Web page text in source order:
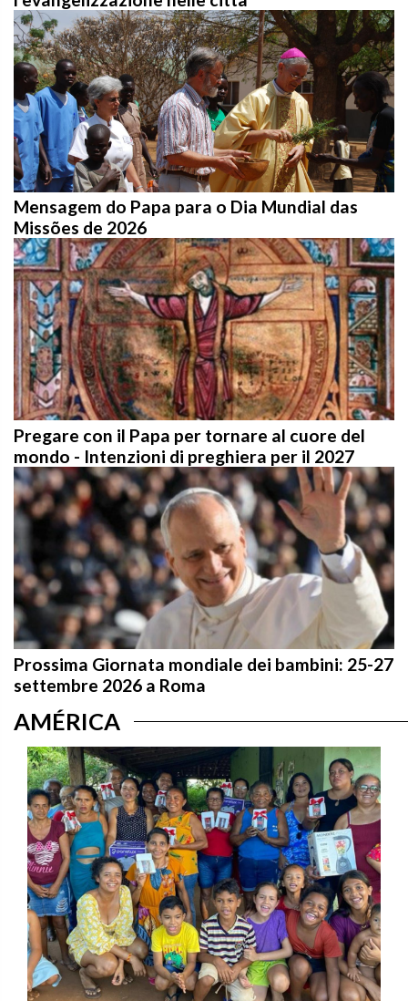
Mensagem do Papa para o Dia Mundial das
Missões de 2026
Pregare con il Papa per tornare al cuore del
mondo - Intenzioni di preghiera per il 2027
Prossima Giornata mondiale dei bambini: 25-27
settembre 2026 a Roma
AMÉRICA